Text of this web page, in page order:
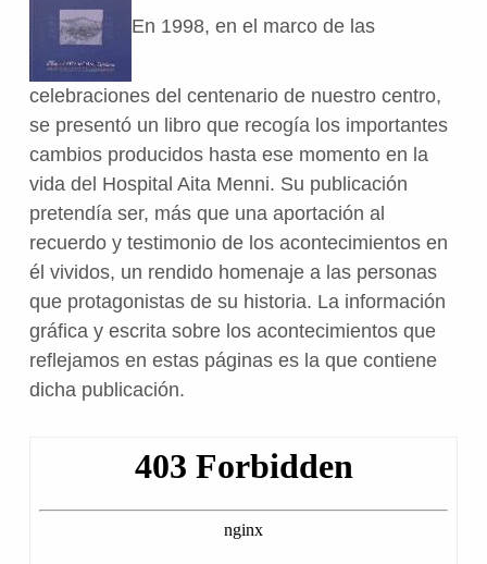
En 1998, en el marco de las
celebraciones del centenario de nuestro centro,
se presentó un libro que recogía los importantes
cambios producidos hasta ese momento en la
vida del Hospital Aita Menni. Su publicación
pretendía ser, más que una aportación al
recuerdo y testimonio de los acontecimientos en
él vividos, un rendido homenaje a las personas
que protagonistas de su historia. La información
gráfica y escrita sobre los acontecimientos que
reflejamos en estas páginas es la que contiene
dicha publicación.